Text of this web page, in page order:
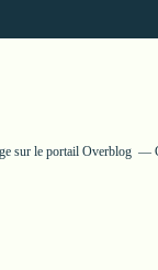
sur le portail Overblog